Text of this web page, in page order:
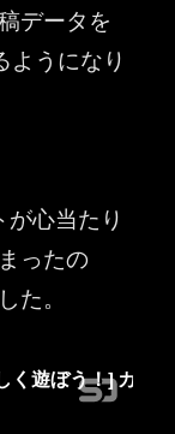
データを
うになり
心当たり
ったの
。